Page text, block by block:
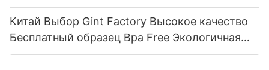
Китай Выбор Gint Factory Высокое качество
Бесплатный образец Bpa Free Экологичная
пластиковая бутылка для воды из тритана